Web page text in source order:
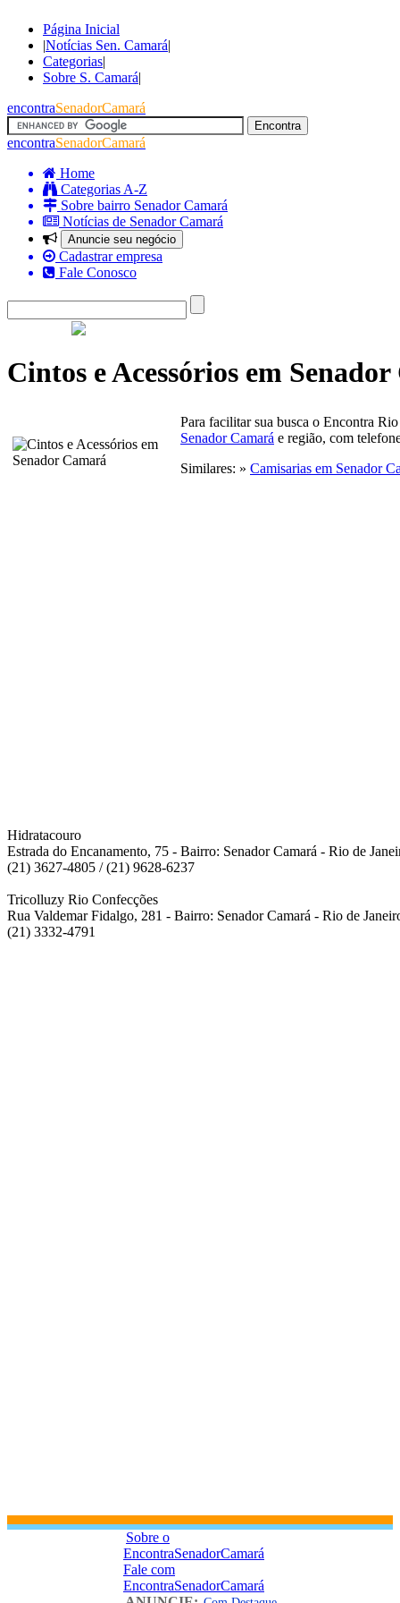
Página Inicial
|Notícias Sen. Camará|
Categorias|
Sobre S. Camará|
encontraSenadorCamará
encontraSenadorCamará
Home
Categorias A-Z
Sobre bairro Senador Camará
Notícias de Senador Camará
Anuncie seu negócio
Cadastrar empresa
Fale Conosco
Cintos e Acessórios em
Para facilitar sua busca o Encontra
Senador Camará e região, com
Similares: » Camisarias em Senador
Hidratacouro
Estrada do Encanamento, 75 - Bairro: Senador Camará - Rio de
(21) 3627-4805 / (21) 9628-6237
Tricolluzy Rio Confecções
Rua Valdemar Fidalgo, 281 - Bairro: Senador Camará - Rio de
(21) 3332-4791
Sobre o
EncontraSenadorCamará
Fale com
EncontraSenadorCamará